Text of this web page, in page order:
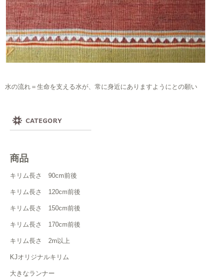
商品
キリム長さ 90cm前後
キリム長さ 120cm前後
キリム長さ 150cm前後
キリム長さ 170cm前後
キリム長さ 2m以上
KJオリジナルキリム
大きなランナー
水の流れ＝生命を支える水が、常に身近にありますようにとの願い